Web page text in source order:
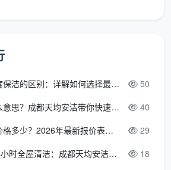
包含，在预约时就消除信息差，避
前出具方案与工具清单，做到价格
服务。
确认与报价——一口价锁
日常保洁和深度保洁的区别：详解如何选择最适合的清洁服务 50
日常保洁是什么意思？成都天均安洁带你快速区分“日常vs深度vs开荒” 40
成都保洁服务价格多少？2026年最新报价表来了，这一篇看透所有费用 29
日常保洁99元4小时全屋清洁：成都天均安洁保洁超值服务全解析 18